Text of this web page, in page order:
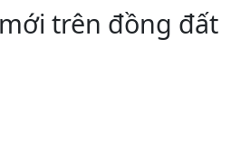
trên đồng đất